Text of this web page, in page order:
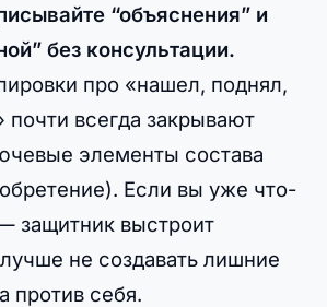
“объяснения” и
без консультации.
про «нашел, поднял,
почти всегда закрывают
элементы состава
Если вы уже что-
защитник выстроит
не создавать лишние
против себя.